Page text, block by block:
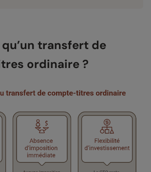
transfert de
ordinaire ?